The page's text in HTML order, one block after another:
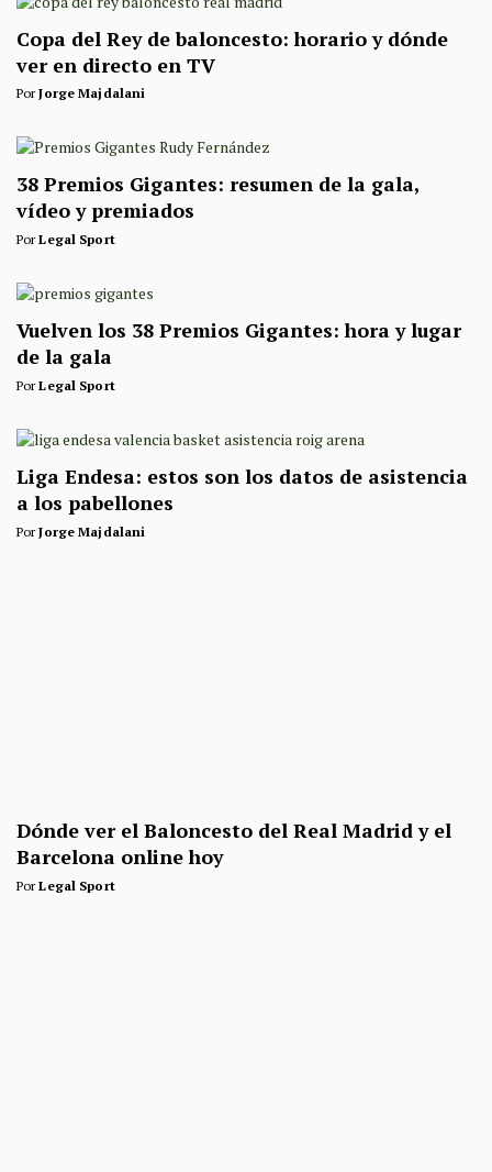
Copa del Rey de baloncesto: horario y dónde
ver en directo en TV
PorJorge Majdalani
38 Premios Gigantes: resumen de la gala,
vídeo y premiados
PorLegal Sport
Vuelven los 38 Premios Gigantes: hora y lugar
de la gala
PorLegal Sport
Liga Endesa: estos son los datos de asistencia
a los pabellones
PorJorge Majdalani
Dónde ver el Baloncesto del Real Madrid y el
Barcelona online hoy
PorLegal Sport